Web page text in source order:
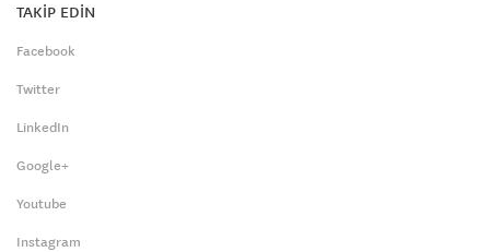
TAKİP EDİN
Facebook
Twitter
LinkedIn
Google+
Youtube
Instagram